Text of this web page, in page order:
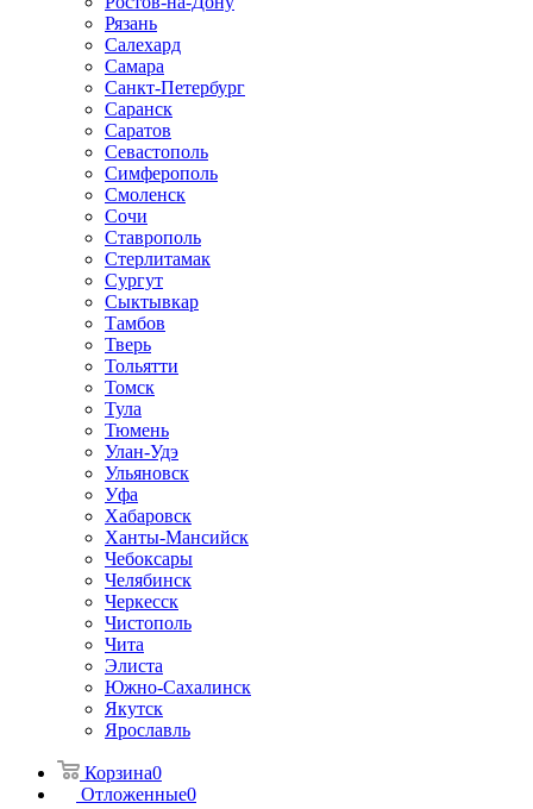
Рязань
Салехард
Самара
Санкт-Петербург
Саранск
Саратов
Севастополь
Симферополь
Смоленск
Сочи
Ставрополь
Стерлитамак
Сургут
Сыктывкар
Тамбов
Тверь
Тольятти
Томск
Тула
Тюмень
Улан-Удэ
Ульяновск
Уфа
Хабаровск
Ханты-Мансийск
Чебоксары
Челябинск
Черкесск
Чистополь
Чита
Элиста
Южно-Сахалинск
Якутск
Ярославль
Корзина0
Отложенные0